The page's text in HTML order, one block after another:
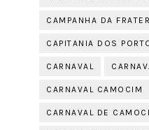
CAMPANHA DA
CAPITANIA DOS
CARNAVAL
CARNAVAL CAMOCIM
CARNAVAL DE